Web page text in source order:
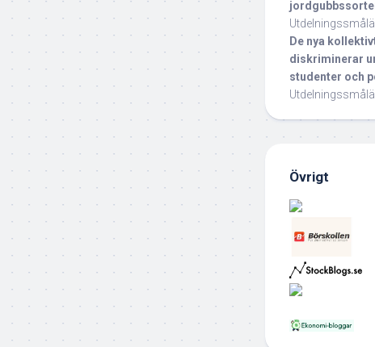
De nya
diskriminerar
studenter och
Övrigt